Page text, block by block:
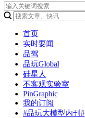
首页
实时要闻
品驾
品玩Global
硅星人
不客观实验室
PinGraphic
我的订阅
#品玩大模型内刊#